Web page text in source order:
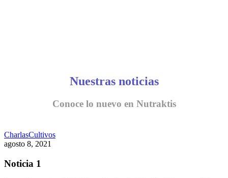
Nuestras noticias
Conoce lo nuevo en Nutraktis
CharlasCultivos
agosto 8, 2021
Noticia 1